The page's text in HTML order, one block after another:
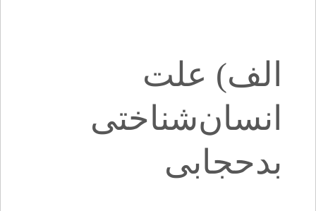
الف) علت
انسان‌شناختی
بدحجابی